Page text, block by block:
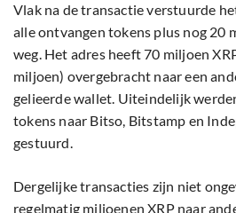
Vlak na de transactie verstuurde
alle ontvangen tokens plus nog 20
weg. Het adres heeft 70 miljoen
miljoen) overgebracht naar een
gelieerde wallet. Uiteindelijk
tokens naar Bitso, Bitstamp en
gestuurd.
Dergelijke transacties zijn niet
regelmatig miljoenen XRP naar